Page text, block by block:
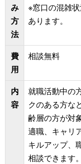
み
方
法
※窓口の混雑
あります。
費
用
相談無料
内
容
就職活動中の
クのある方な
齢層の方が対
適職、キャリ
キルアップ、
相談できます